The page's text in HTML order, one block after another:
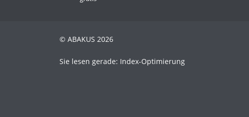
© ABAKUS 2026
Sie lesen gerade: Index-Optimierung